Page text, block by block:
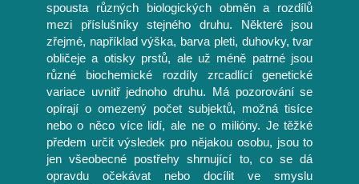
spousta různých biologických obměn a rozdílů
mezi příslušníky stejného druhu. Některé jsou
zřejmé, například výška, barva pleti, duhovky, tvar
obličeje a otisky prstů, ale už méně patrné jsou
různé biochemické rozdíly zrcadlící genetické
variace uvnitř jednoho druhu. Má pozorování se
opírají o omezený počet subjektů, možná tisíce
nebo o něco více lidí, ale ne o milióny. Je těžké
předem určit výsledek pro nějakou osobu, jsou to
jen všeobecné postřehy shrnující to, co se dá
opravdu očekávat nebo docílit ve smyslu